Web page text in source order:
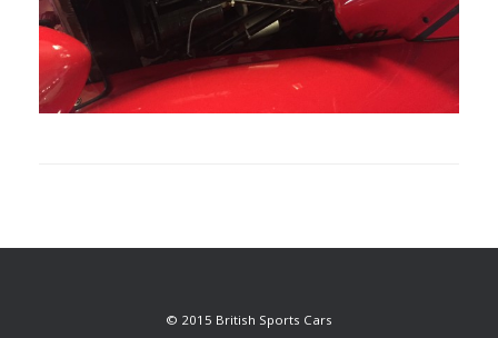
© 2015 British Sports Cars